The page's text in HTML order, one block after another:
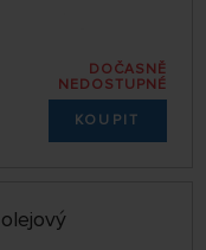
DOČASNĚ
NEDOSTUPNÉ
KOUPIT